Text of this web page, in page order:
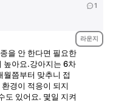
1
라운지
을 안 한다면 필요한
높아요.강아지는 6차
쯤부터 맞추니 접
경이 적응이 되지
도 있어요. 몇일 지켜